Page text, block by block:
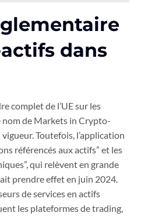
dans
complet de l’UE sur les
de Markets in Crypto-
Toutefois, l’application
référencés aux actifs” et les
qui relèvent en grande
prendre effet en juin 2024.
de services en actifs
les plateformes de trading,